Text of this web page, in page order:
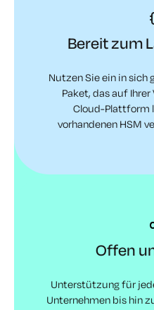
Bereit zum
Nutzen Sie ein in sich
Paket, das auf
Cloud-Plattform
vorhandenen HSM
Offen
Unterstützung für
Unternehmen bis hin